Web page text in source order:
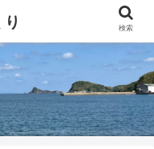
マンのBlog
検索